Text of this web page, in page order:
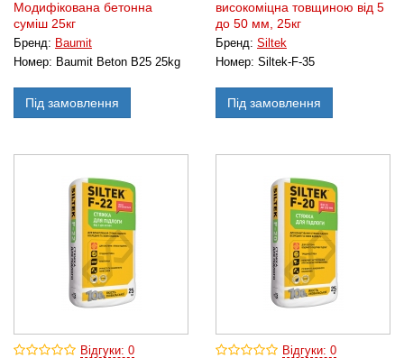
Модифікована бетонна
суміш 25кг
Бренд: Baumit
Номер: Baumit Beton B25 25kg
Під замовлення
високоміцна товщиною від 5
до 50 мм, 25кг
Бренд: Siltek
Номер: Siltek-F-35
Під замовлення
Відгуки: 0 Відгуки: 0